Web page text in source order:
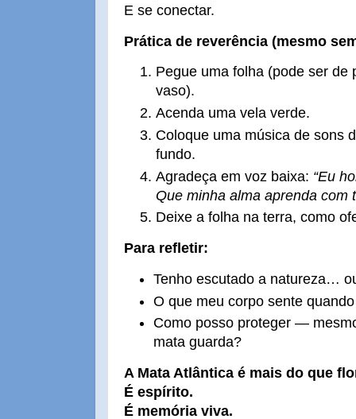
E se conectar.
Prática de reverência (mesmo
Pegue uma folha (pode ser de
vaso).
Acenda uma vela verde.
Coloque uma música de sons
fundo.
Agradeça em voz baixa: “Eu
Que minha alma aprenda com
Deixe a folha na terra, como
Para refletir:
Tenho escutado a natureza…
O que meu corpo sente
Como posso proteger —
mata guarda?
A Mata Atlântica é mais do que
É espírito.
É memória viva.